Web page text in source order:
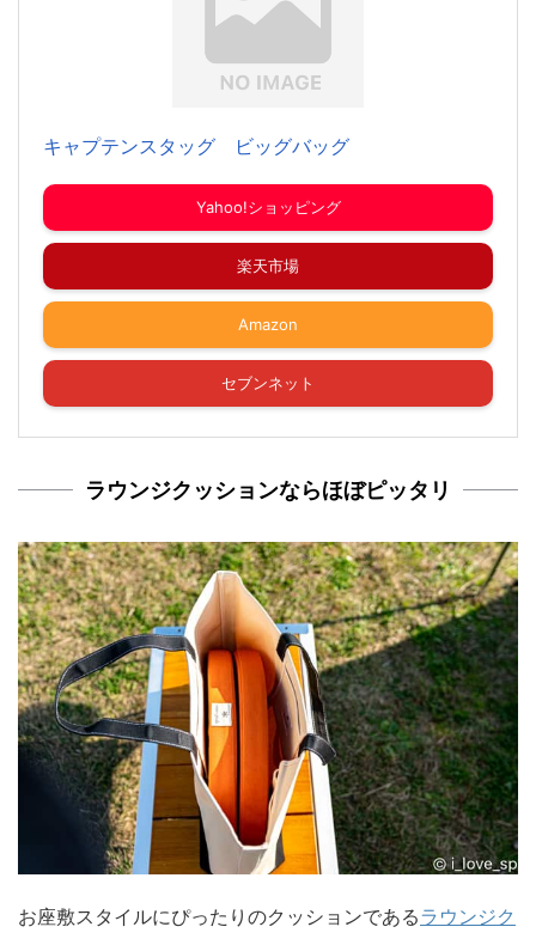
キャプテンスタッグ ビッグバッグ
Yahoo!ショッピング
楽天市場
Amazon
セブンネット
ラウンジクッションならほぼピッタリ
お座敷スタイルにぴったりのクッションであるラウンジク